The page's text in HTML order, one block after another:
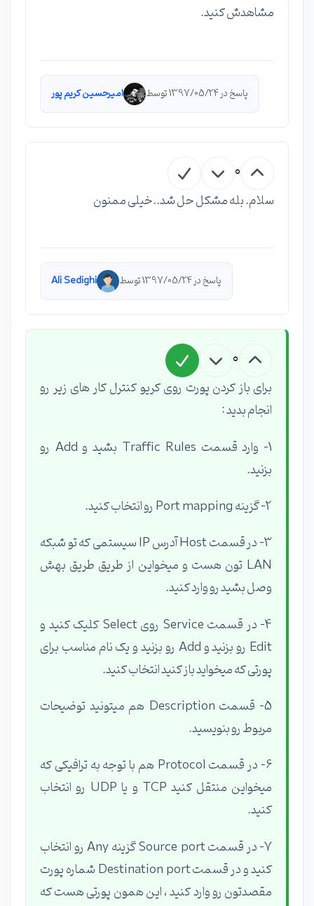
مشاهدش کنید.
پاسخ در 1397/05/24 توسط امیرحسین کریم پور
0
سلام. بله مشکل حل شد..خیلی ممنون
پاسخ در 1397/05/24 توسط Ali Sedighi
0
برای باز کردن پورت روی کریو کنترل کار های زیر رو
انجام بدید :
1- وارد قسمت Traffic Rules بشید و Add رو
بزنید.
2- گزینه Port mapping رو انتخاب کنید.
3- در قسمت Host آدرس IP سیستمی که تو شبکه
LAN تون هست و میخواین از طریق طریق بهش
وصل بشید رو وارد کنید.
4- در قسمت Service روی Select کلیک کنید و
Edit رو بزنید و Add رو بزنید و یک نام مناسب برای
پورتی که میخواید باز کنید انتخاب کنید.
5- قسمت Description هم میتونید توضیحات
مربوط رو بنویسید.
6- در قسمت Protocol هم با توجه به ترافیکی که
میخواین منتقل کنید TCP و یا UDP رو انتخاب
کنید.
7- در قسمت Source port گزینه Any رو انتخاب
کنید و در قسمت Destination port شماره پورت
مقصدتون رو وارد کنید ، این همون پورتی هست که